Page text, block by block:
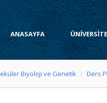
ANASAYFA
Biyoloji ve Genetik Ders